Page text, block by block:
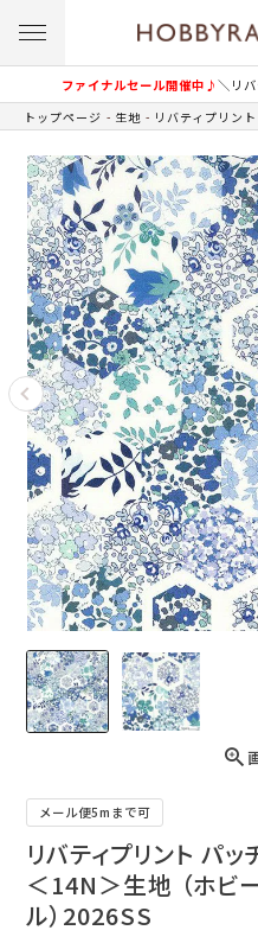
ファイナルセール開催中♪＼リ
トップページ 生地 リバティプリン
メール便5mまで可
リバティプリント パ
＜14N＞生地 （ホビ
ル）2026SS